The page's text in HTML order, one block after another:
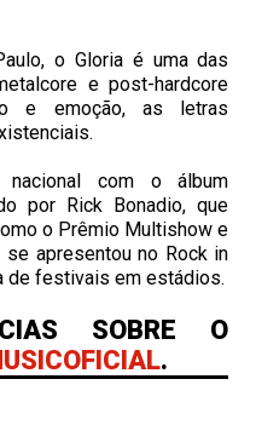
o Gloria é uma das
e post-hardcore
e emoção, as letras
nacional com o álbum
por Rick Bonadio, que
o Prêmio Multishow e
apresentou no Rock in
de festivais em estádios.
SOBRE O
.